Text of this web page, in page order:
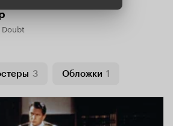
3 Обложки 1